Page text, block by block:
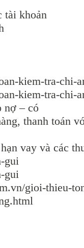
tài khoản
kiem-tra-chi-
kiem-tra-chi-
nợ – có
thanh toán
vay và các
gui
gui
gioi-thieu-